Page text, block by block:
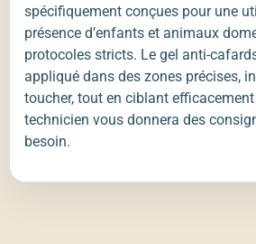
spécifiquement conçues pour une
présence d’enfants et animaux
protocoles stricts. Le gel anti-
appliqué dans des zones précises,
toucher, tout en ciblant
technicien vous donnera des
besoin.